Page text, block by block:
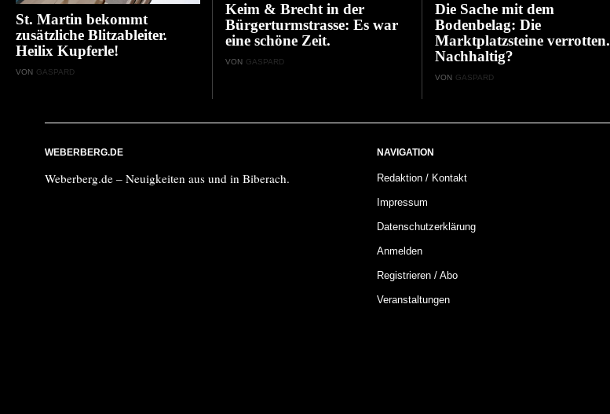
St. Martin bekommt
zusätzliche Blitzableiter.
Heilix Kupferle!
VON GASPARD
Keim & Brecht in der
Bürgerturmstrasse: Es war
eine schöne Zeit.
VON GASPARD
Die Sache mit dem
Bodenbelag: Die
Marktplatzsteine verrotten.
Nachhaltig?
VON GASPARD
WEBERBERG.DE
Weberberg.de – Neuigkeiten aus und in Biberach.
NAVIGATION
Redaktion / Kontakt
Impressum
Datenschutzerklärung
Anmelden
Registrieren / Abo
Veranstaltungen